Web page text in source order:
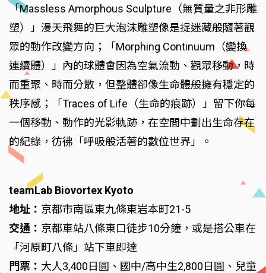
「Massless Amorphous Sculpture（無質量之非形雕
塑）」漫天飛舞的巨大泡沫雕塑像是捉迷藏般隨著觀
眾的動作改變方向；「Morphing Continuum（變換
連續體）」內的球體會因為空氣流動、觀眾移動，時
而重聚、時而分散，但整體卻像生命體般擁有穩定的
秩序感；「Traces of Life（生命的痕跡）」留下你每
一個移動、動作的光影軌跡，在空間中劃出生命存在
的紀錄，彷彿「呼吸般活著的數位世界」。
teamLab Biovortex Kyoto
地址： 京都市南區東九條東岩本町21-5
交通： 京都車站八條東口徒步10分鐘，或是搭公車在
「河原町八條」站下車即達
門票： 大人3,400日圓、國中/高中生2,800日圓、兒童